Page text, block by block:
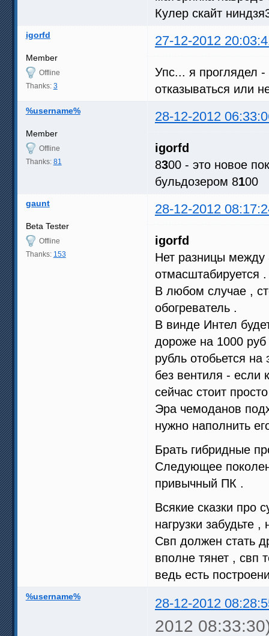
Кулер скайт
igorfd 27-12-2012
Member
Offline
Thanks: 3
Упс... я проглядел
отказываться или
%username% 28-12-2012
Member
Offline
Thanks: 81
igorfd
8300 - это новое
бульдозером 8100
gaunt 28-12-2012
Beta Tester
Offline
Thanks: 153
igorfd
Нет разницы между
отмасштабируется .
В любом случае ,
обогреватель .
В винде Интел
дороже на 1000
рубль отобьется
без вентиля - если
сейчас стоит
Эра чемоданов
нужно наполнить
Брать гибридные
Следующее
привычный ПК .
Всякие сказки про
нагрузки забудьте
Свп должен стать
вполне тянет , свп
ведь есть
%username% 28-12-2012
2012